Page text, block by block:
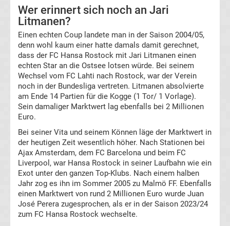
WWE
News
Boxen
News
Programm
&
Infos
Wer erinnert sich noch an Jari
Litmanen?
Einen echten Coup landete man in der Saison 2004/05,
denn wohl kaum einer hatte damals damit gerechnet,
dass der FC Hansa Rostock mit Jari Litmanen einen
echten Star an die Ostsee lotsen würde. Bei seinem
Wechsel vom FC Lahti nach Rostock, war der Verein
noch in der Bundesliga vertreten. Litmanen absolvierte
am Ende 14 Partien für die Kogge (1 Tor/ 1 Vorlage).
Sein damaliger Marktwert lag ebenfalls bei 2 Millionen
Euro.
Bei seiner Vita und seinem Können läge der Marktwert in
der heutigen Zeit wesentlich höher. Nach Stationen bei
Ajax Amsterdam, dem FC Barcelona und beim FC
Liverpool, war Hansa Rostock in seiner Laufbahn wie ein
Exot unter den ganzen Top-Klubs. Nach einem halben
Jahr zog es ihn im Sommer 2005 zu Malmö FF. Ebenfalls
einen Marktwert von rund 2 Millionen Euro wurde Juan
José Perera zugesprochen, als er in der Saison 2023/24
zum FC Hansa Rostock wechselte.